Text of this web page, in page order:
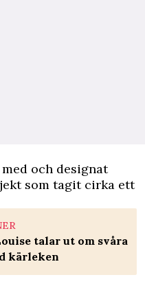
och designat
som tagit cirka ett
talar ut om svåra
kärleken